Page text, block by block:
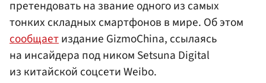
претендовать на звание одного из самых
тонких складных смартфонов в мире. Об этом
сообщаетиздание GizmoChina, ссылаясь
на инсайдера под ником Setsuna Digital
из китайской соцсети Weibo.